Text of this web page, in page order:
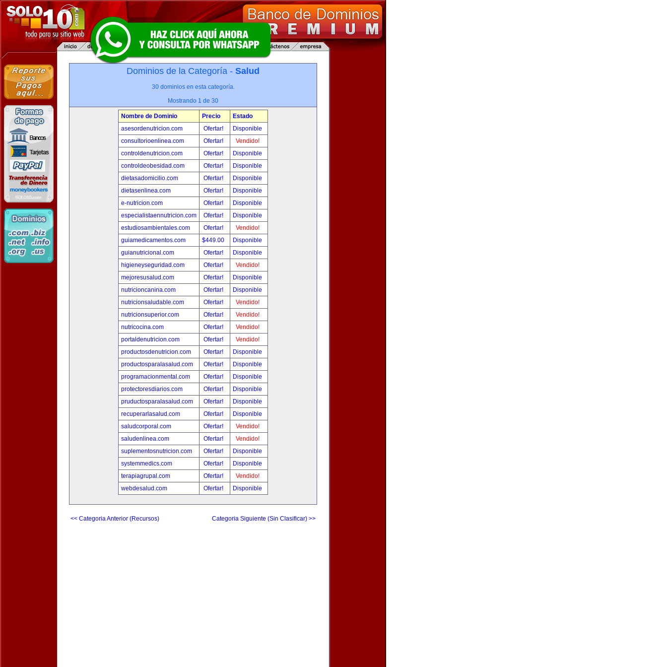
Dominios de la Categoría - Salud
30 dominios en esta categoría.
Mostrando 1 de 30
Nombre de Dominio Precio
Estado
asesordenutricion.com
Ofertar!
Disponible
consultorioenlinea.com
Ofertar!
Vendido!
controldenutricion.com
Ofertar!
Disponible
controldeobesidad.com
Ofertar!
Disponible
dietasadomicilio.com
Ofertar!
Disponible
dietasenlinea.com
Ofertar!
Disponible
e-nutricion.com
Ofertar!
Disponible
especialistaennutricion.com
Ofertar!
Disponible
estudiosambientales.com
Ofertar!
Vendido!
guiamedicamentos.com
$449.00
Disponible
guianutricional.com
Ofertar!
Disponible
higieneyseguridad.com
Ofertar!
Vendido!
mejoresusalud.com
Ofertar!
Disponible
nutricioncanina.com
Ofertar!
Disponible
nutricionsaludable.com
Ofertar!
Vendido!
nutricionsuperior.com
Ofertar!
Vendido!
nutricocina.com
Ofertar!
Vendido!
portaldenutricion.com
Ofertar!
Vendido!
productosdenutricion.com
Ofertar!
Disponible
productosparalasalud.com
Ofertar!
Disponible
programacionmental.com
Ofertar!
Disponible
protectoresdiarios.com
Ofertar!
Disponible
pruductosparalasalud.com
Ofertar!
Disponible
recuperarlasalud.com
Ofertar!
Disponible
saludcorporal.com
Ofertar!
Vendido!
saludenlinea.com
Ofertar!
Vendido!
suplementosnutricion.com
Ofertar!
Disponible
systemmedics.com
Ofertar!
Disponible
terapiagrupal.com
Ofertar!
Vendido!
webdesalud.com
Ofertar! Disponible
<< Categoria Anterior (Recursos) Categoria Siguiente (Sin Clasificar) >>